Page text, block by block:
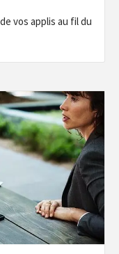
vos applis au fil du